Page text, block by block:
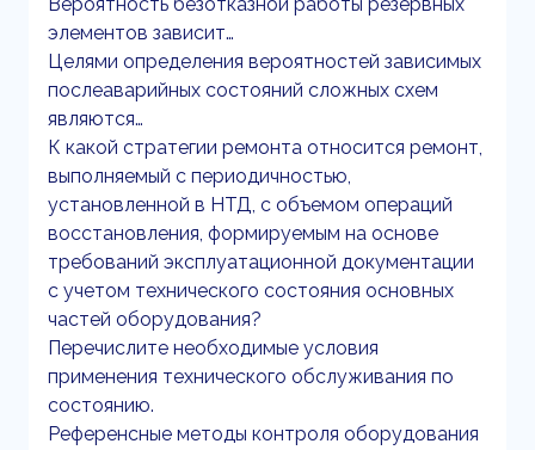
элементов зависит…
Целями определения вероятностей зависимых
послеаварийных состояний сложных схем
являются…
К какой стратегии ремонта относится ремонт,
выполняемый с периодичностью,
установленной в НТД, с объемом операций
восстановления, формируемым на основе
требований эксплуатационной документации
с учетом технического состояния основных
частей оборудования?
Перечислите необходимые условия
применения технического обслуживания по
состоянию.
Референсные методы контроля оборудования